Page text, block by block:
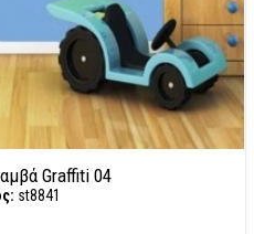
Graffiti 04
st8841